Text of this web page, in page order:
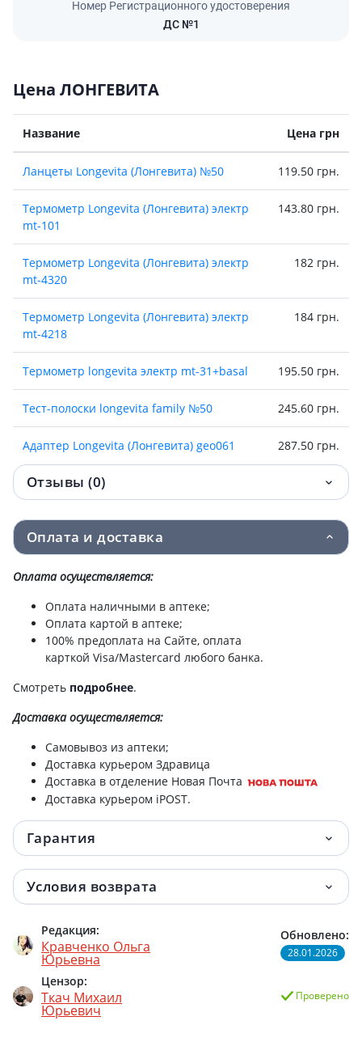
Номер Регистрационного удостоверения
ДС №1
Цена ЛОНГЕВИТА
Название Цена грн
Ланцеты Longevita (Лонгевита) №50 119.50 грн.
Термометр Longevita (Лонгевита) электр
mt-101
143.80 грн.
Термометр Longevita (Лонгевита) электр
mt-4320
182 грн.
Термометр Longevita (Лонгевита) электр
mt-4218
184 грн.
Термометр longevita электр mt-31+basal 195.50 грн.
Тест-полоски longevita family №50 245.60 грн.
Адаптер Longevita (Лонгевита) geo061 287.50 грн.
Манжета longevita универсальная 22-
40см д/автом тон
287.50 грн.
Тест-полоски Longevita (Лонгевита) №25 301.50 грн.
Манжета longevita увеличенная 32-
Термометр longevita электр mt-4726
Тест-полоски Longevita (Лонгевита)
smart №50
Тест-полоски Longevita (Лонгевита) №50
Глюкометр longevita family
Глюкометр Longevita (Лонгевита) smart
Бандаж kd4320 Longevita (Лонгевита)
пояснично-крестцовый m
Тонометр Longevita (Лонгевита) ls-4
механ
767.90 грн.
Тонометр Longevita (Лонгевита) bp-
201м автомат
977.50 грн.
Тонометр Longevita (Лонгевита) bp-2206
автомат
1 058 грн.
Отзывы (0)
Оплата и доставка
Оплата осуществляется:
Оплата наличными в аптеке;
Оплата картой в аптеке;
100% предоплата на Сайте, оплата
карткой Visa/Mastercard любого банка.
Смотреть подробнее.
Доставкаосуществляется:
Самовывоз из аптеки;
Доставка курьером Здравица
Доставка в отделение Новая Почта
Доставка курьером iPOST.
Гарантия
Условия возврата
Редакция:
Кравченко Ольга
Юрьевна
Цензор:
Ткач Михаил
Юрьевич
Обновлено:
28.01.2026
Проверено